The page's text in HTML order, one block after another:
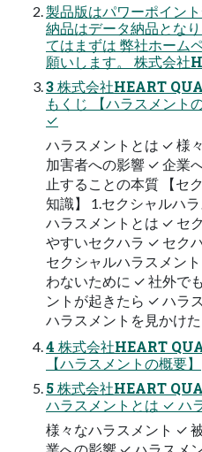
製品版はパワーポイン
納品はデータ納品とな
てはまずは 弊社ホーム
願いします。 株式会社
3 株式会社HEART
もくじ 【ハラスメント
✓
ハラスメントとは ✓ 様
加害者への影響 ✓ 企業
止することの本質 【セ
知識】 1.セクシャルハ
ハラスメントとは ✓ セ
やすいセクハラ ✓ セク
セクシャルハラスメン
わないために ✓ 社外で
ントが起きたら ✓ ハラ
ハラスメントを見かけ
4 株式会社HEART
【ハラスメントの概要】
5 株式会社HEART
ハラスメントとは ✓ ハ
様々なハラスメント ✓
業への影響 ✓ ハラスメ